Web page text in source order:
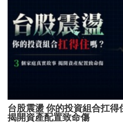
台股震盪 你的投資組合扛
揭開資產配置致命傷